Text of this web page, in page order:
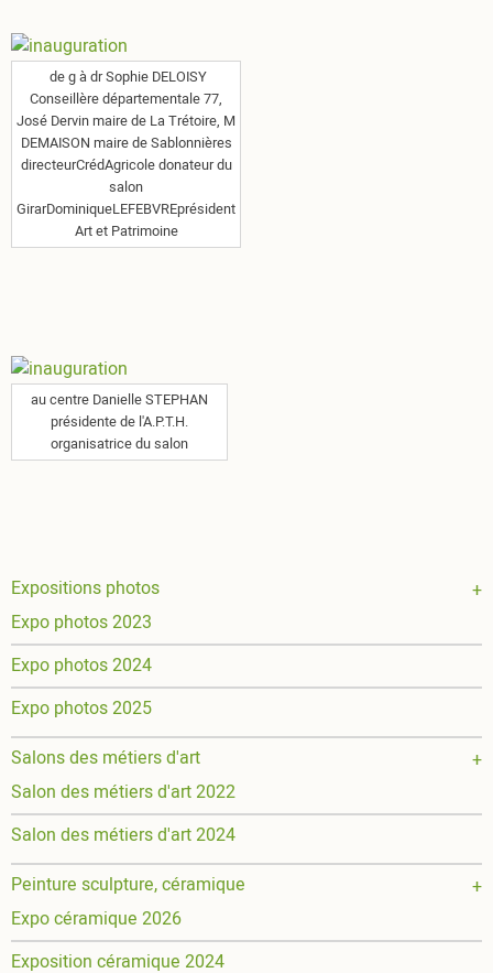
de g à dr Sophie DELOISY
Conseillère départementale 77,
José Dervin maire de La Trétoire, M
DEMAISON maire de Sablonnières
directeurCrédAgricole donateur du
salon
GirarDominiqueLEFEBVREprésident
Art et Patrimoine
au centre Danielle STEPHAN
présidente de l'A.P.T.H.
organisatrice du salon
Main
navigation
Expositions photos
Expo photos 2023
Expo photos 2024
Expo photos 2025
Salons des métiers d'art
Salon des métiers d'art 2022
Salon des métiers d'art 2024
Peinture sculpture, céramique
Expo céramique 2026
Exposition céramique 2024